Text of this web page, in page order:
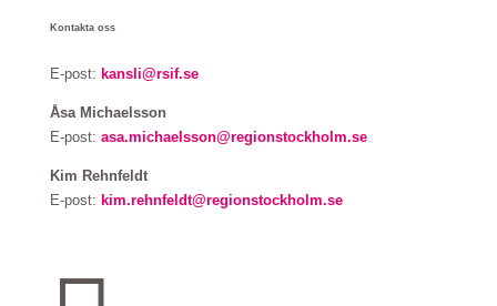
Kontakta oss
E-post: kansli@rsif.se
Åsa Michaelsson
E-post: asa.michaelsson@regionstockholm.se
Kim Rehnfeldt
E-post: kim.rehnfeldt@regionstockholm.se